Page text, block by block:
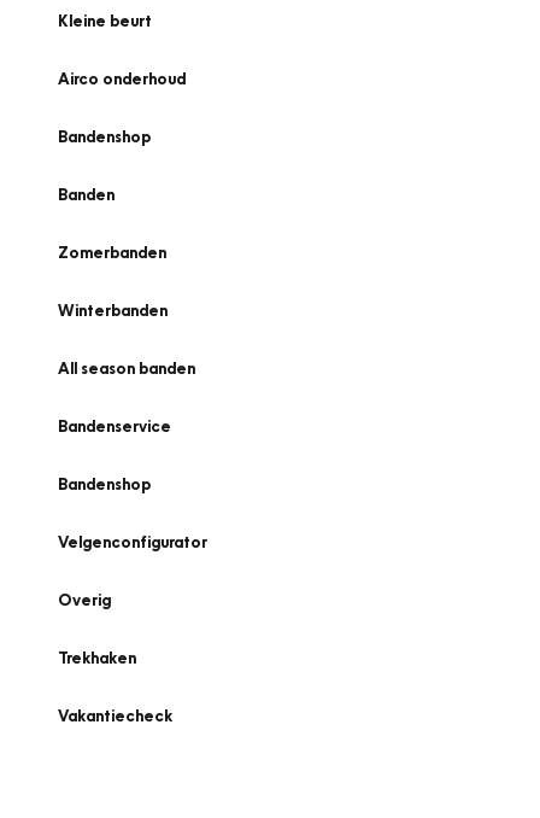
Kleine beurt
Airco onderhoud
Bandenshop
Banden
Zomerbanden
Winterbanden
All season banden
Bandenservice
Bandenshop
Velgenconfigurator
Overig
Trekhaken
Vakantiecheck